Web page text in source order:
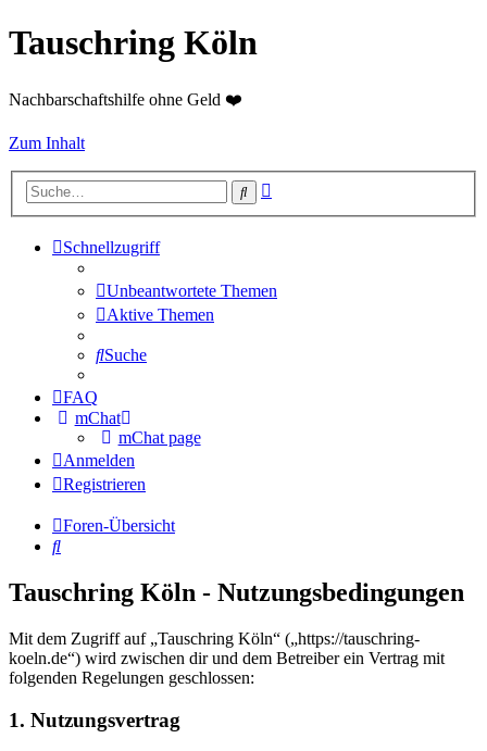
Tauschring Köln
Nachbarschaftshilfe ohne Geld ❤️
Zum Inhalt
Suche
Schnellzugriff
Unbeantwortete Themen
Aktive Themen
Suche
FAQ
mChat
mChat page
Anmelden
Registrieren
Foren-Übersicht
Suche
Tauschring Köln - Nutzungsbedingungen
Mit dem Zugriff auf „Tauschring Köln“ („https://tauschring-
koeln.de“) wird zwischen dir und dem Betreiber ein Vertrag mit
folgenden Regelungen geschlossen:
1. Nutzungsvertrag